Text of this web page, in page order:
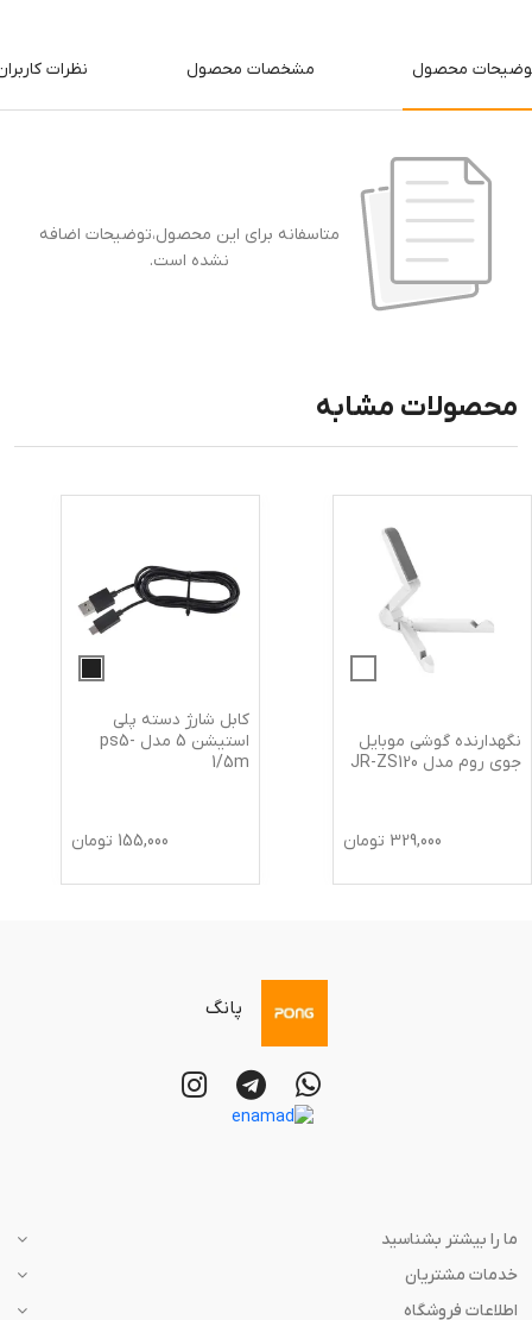
محصول مشخصات محصول نظرات
متاسفانه برای این محصول،توضیحات اضافه
نشده است.
محصولات مشابه
نگهدارنده گوشی موبایل
جوی روم مدل JR-ZS120
329,000 تومان
کابل شارژ دسته پلی
استیشن 5 مدل ps5-
1/5m
155,000 تومان
پانگ
ما را بیشتر بشناسید
خدمات مشتریان
اطلاعات فروشگاه